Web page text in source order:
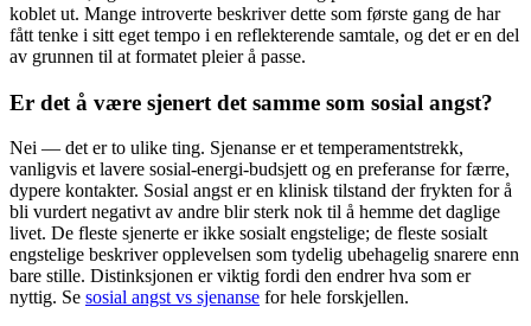
koblet ut. Mange introverte beskriver dette som første gang de har
fått tenke i sitt eget tempo i en reflekterende samtale, og det er en del
av grunnen til at formatet pleier å passe.
Er det å være sjenert det samme som sosial angst?
Nei — det er to ulike ting. Sjenanse er et temperamentstrekk,
vanligvis et lavere sosial-energi-budsjett og en preferanse for færre,
dypere kontakter. Sosial angst er en klinisk tilstand der frykten for å
bli vurdert negativt av andre blir sterk nok til å hemme det daglige
livet. De fleste sjenerte er ikke sosialt engstelige; de fleste sosialt
engstelige beskriver opplevelsen som tydelig ubehagelig snarere enn
bare stille. Distinksjonen er viktig fordi den endrer hva som er
nyttig. Se sosial angst vs sjenanse for hele forskjellen.